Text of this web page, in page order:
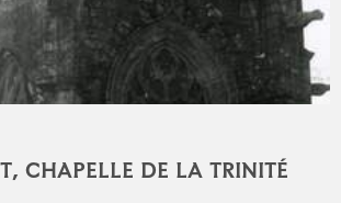
CHAPELLE DE LA TRINITÉ